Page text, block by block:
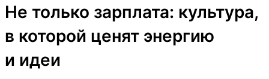
Не только зарплата: культура,
в которой ценят энергию
и идеи